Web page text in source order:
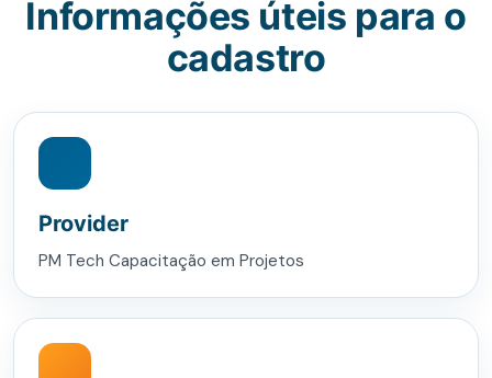
Informações úteis para o
cadastro
Provider
PM Tech Capacitação em Projetos